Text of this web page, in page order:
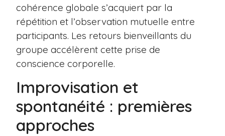
cohérence globale s’acquiert par la
répétition et l’observation mutuelle entre
participants. Les retours bienveillants du
groupe accélèrent cette prise de
conscience corporelle.
Improvisation et
spontanéité : premières
approches